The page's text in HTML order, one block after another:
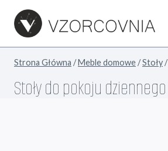
Przejdź
treści
Strona Główna /Meble domowe/Stoły/
Stoły do pokoju dziennego